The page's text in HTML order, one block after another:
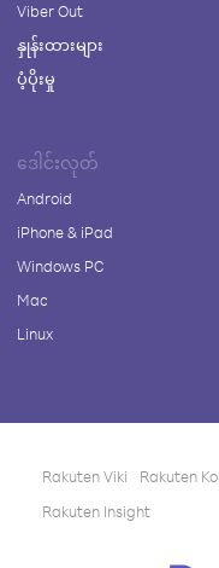
Viber Out
နှုန်းထားများ
ပံ့ပိုးမှု
ဒေါင်းလုတ်
Android
iPhone & iPad
Windows PC
Mac
Linux
Rakuten Viki Rakuten
Rakuten Insight